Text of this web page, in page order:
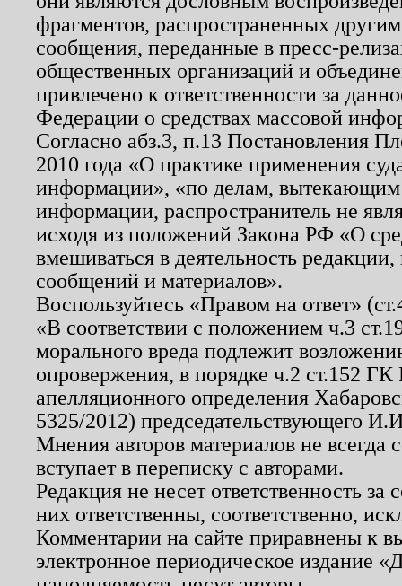
фрагментов, распространенных
сообщения, переданные в пресс-
общественных организаций и
привлечено к ответственности за
Федерации о средствах массовой
Согласно абз.3, п.13 Постановления
2010 года «О практике применения
информации», «по делам, вытекающим
информации, распространитель не
исходя из положений Закона РФ «О
вмешиваться в деятельность
сообщений и материалов».
Воспользуйтесь «Правом на ответ»
«В соответствии с положением ч.3
морального вреда подлежит
опровержения, в порядке ч.2 ст.152
апелляционного определения
5325/2012) председательствующего
Мнения авторов материалов не
вступает в переписку с авторами.
Редакция не несет ответственность
них ответственны, соответственно,
Комментарии на сайте приравнены к
электронное периодическое издание